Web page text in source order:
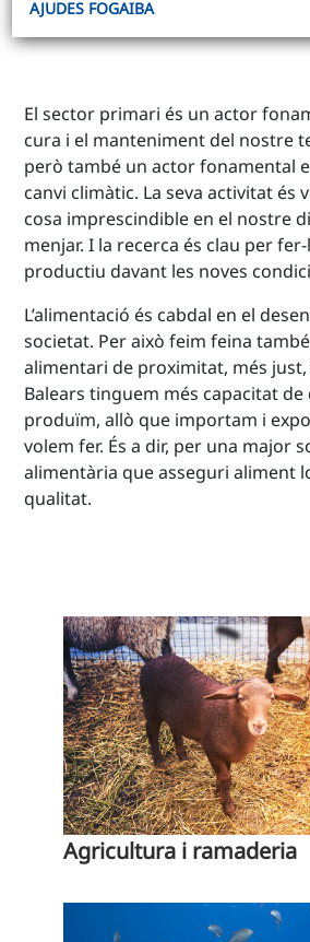
AJUDES FOGAIBA
El sector primari és un actor
cura i el manteniment del nostre
però també un actor fonamental
canvi climàtic. La seva activitat és
cosa imprescindible en el nostre
menjar. I la recerca és clau per
productiu davant les noves
L’alimentació és cabdal en el
societat. Per això feim feina
alimentari de proximitat, més just,
Balears tinguem més capacitat
produïm, allò que importam i
volem fer. És a dir, per una major
alimentària que asseguri aliment
qualitat.
Agricultura i ramaderia